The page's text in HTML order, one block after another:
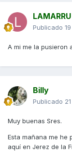
LAMARRU
Publicado
A mi me la pusieron
Billy
Publicado
Muy buenas Sres.
Esta mañana me he
aquí en Jerez de la